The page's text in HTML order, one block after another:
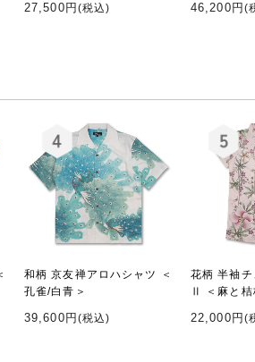
27,500円 (税込) 46,200円 (
和柄 京友禅アロハシャツ ＜
孔雀/白青＞
39,600円 (税込)
花柄 半袖
Ⅱ ＜麻と桔
22,000円 (